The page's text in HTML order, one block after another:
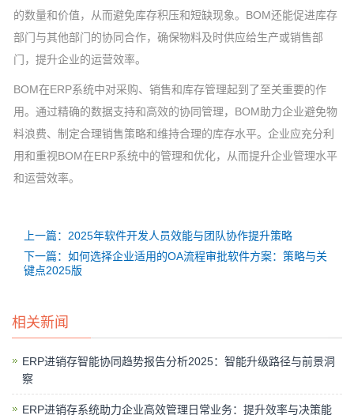
的数量和价值，从而避免库存积压和短缺现象。BOM还能促进库存
部门与其他部门的协同合作，确保物料及时供应给生产或销售部
门，提升企业的运营效率。
BOM在ERP系统中对采购、销售和库存管理起到了至关重要的作
用。通过精确的数据支持和高效的协同管理，BOM助力企业避免物
料浪费、制定合理销售策略和维持合理的库存水平。企业应充分利
用和重视BOM在ERP系统中的管理和优化，从而提升企业管理水平
和运营效率。
上一篇：2025年软件开发人员效能与团队协作提升策略
下一篇：如何选择企业适用的OA流程审批软件方案：策略与关
键点2025版
相关新闻
ERP进销存智能协同趋势报告分析2025：智能升级路径与前景洞
察
ERP进销存系统助力企业高效管理日常业务：提升效率与决策能